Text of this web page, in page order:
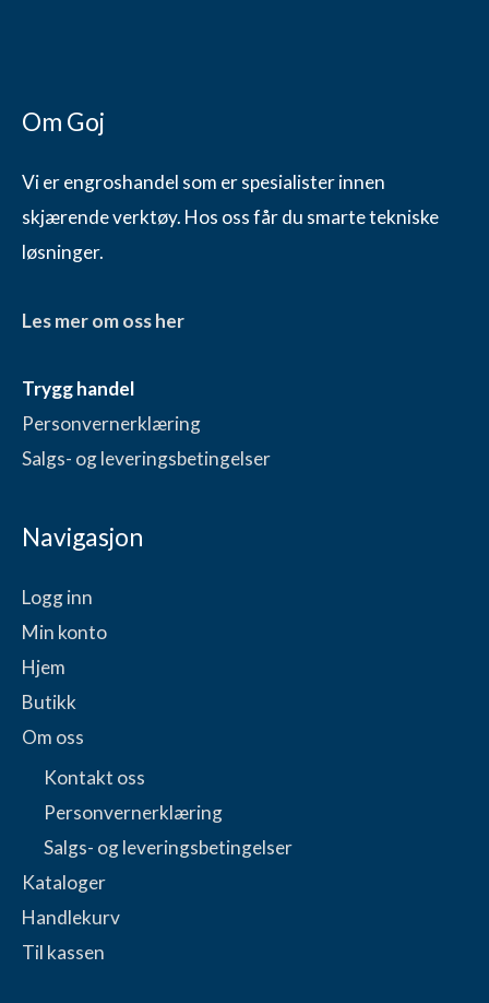
Om Goj
Vi er engroshandel som er spesialister innen
skjærende verktøy. Hos oss får du smarte tekniske
løsninger.
Les mer om oss her
Trygg handel
Personvernerklæring
Salgs- og leveringsbetingelser
Navigasjon
Logg inn
Min konto
Hjem
Butikk
Om oss
Kontakt oss
Personvernerklæring
Salgs- og leveringsbetingelser
Kataloger
Handlekurv
Til kassen